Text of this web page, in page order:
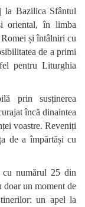
la Bazilica Sfântul
oriental, în limba
și întâlniri cu
de a primi
pentru Liturghia
prin susținerea
încă dinaintea
voastre. Reveniți
de a împărtăși cu
cu numărul 25 din
doar un moment de
un apel la